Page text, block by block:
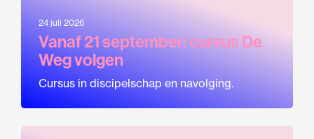
24 juli 2026
Vanaf 21 september: cursus De
Weg volgen
Cursus in discipelschap en navolging.